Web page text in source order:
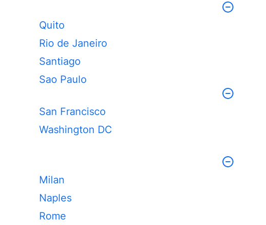
Quito
Rio de Janeiro
Santiago
Sao Paulo
San Francisco
Washington DC
Milan
Naples
Rome